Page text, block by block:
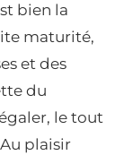
bien la
maturité,
et des
du
le tout
plaisir